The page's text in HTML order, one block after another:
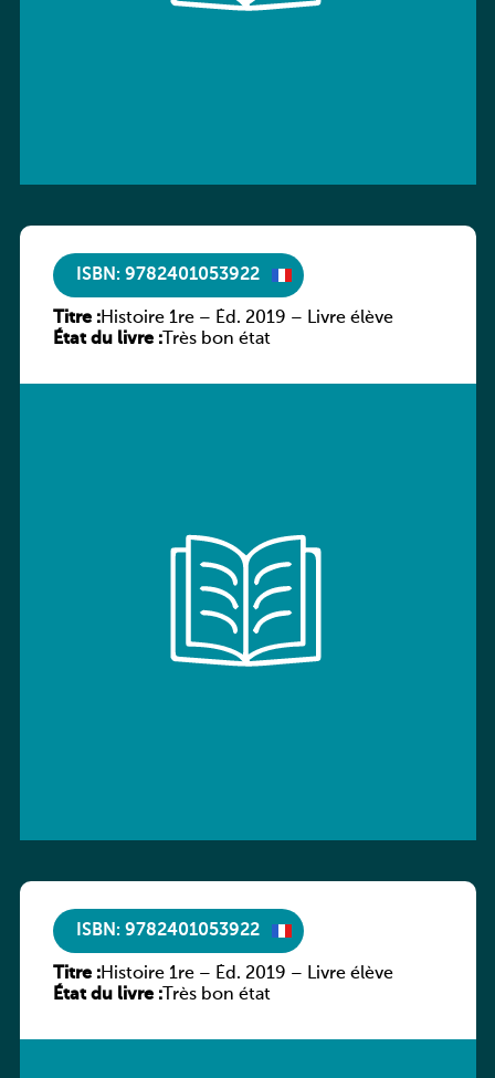
ISBN: 9782401053922
Titre :Histoire 1re – Éd. 2019 – Livre élève
État du livre :Très bon état
ISBN: 9782401053922
Titre :Histoire 1re – Éd. 2019 – Livre élève
État du livre :Très bon état